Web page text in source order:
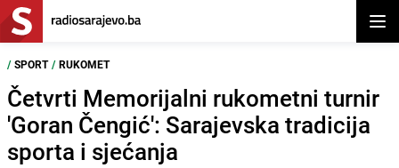
/ SPORT / RUKOMET
Četvrti Memorijalni rukometni turnir
'Goran Čengić': Sarajevska tradicija
sporta i sjećanja